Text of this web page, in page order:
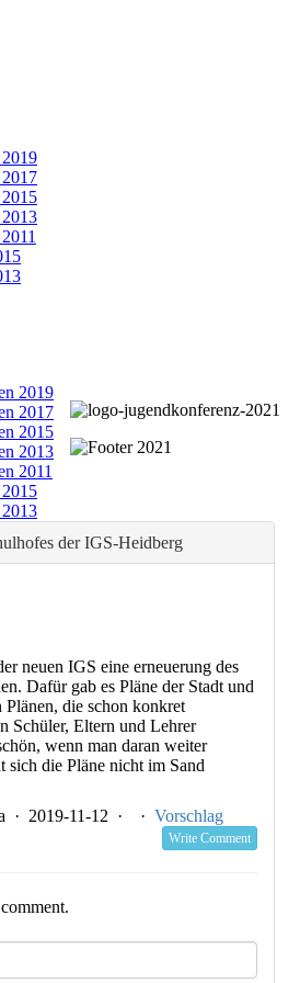
2019
2017
2015
2013
2011
der IGS-Heidberg
neuen IGS eine erneuerung des
Dafür gab es Pläne der Stadt und
die schon konkret
Schüler, Eltern und Lehrer
wenn man daran weiter
sich die Pläne nicht im Sand
· 2019-11-12 · · Vorschlag
Write Comment